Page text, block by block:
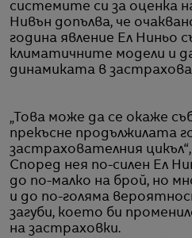
системите си за оценка
Нивън допълва, че
година явление Ел Ниньо
климатичните модели и
динамиката в
„Това може да се окаже
прекъсне продължилата
застрахователния
Според нея по-силен Ел
до по-малко на брой, но
и до по-голяма
загуби, което би
на застраховки.